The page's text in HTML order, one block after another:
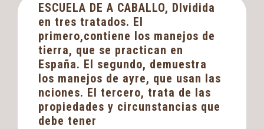
ESCUELA DE A CABALLO, DIvidida
en tres tratados. El
primero,contiene los manejos de
tierra, que se practican en
España. El segundo, demuestra
los manejos de ayre, que usan las
nciones. El tercero, trata de las
propiedades y circunstancias que
debe tener